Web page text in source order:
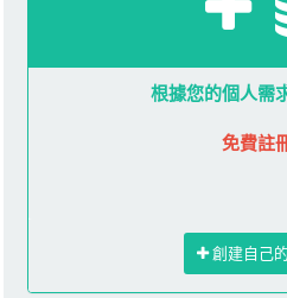
根據您的個人需
免費註
創建自己